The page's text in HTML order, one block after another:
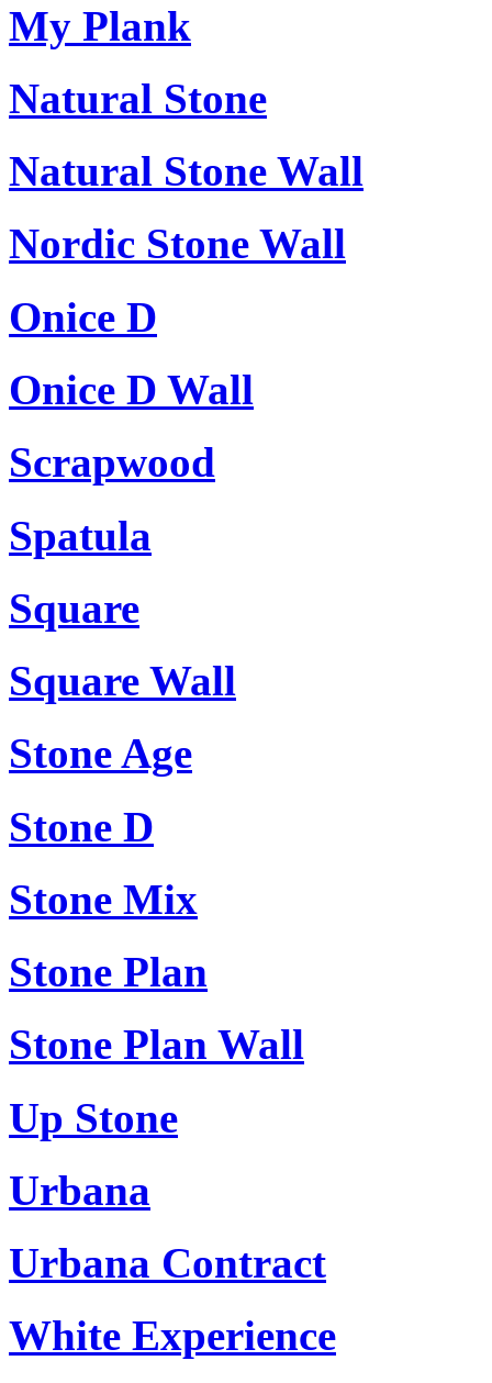
My Plank
Natural Stone
Natural Stone Wall
Nordic Stone Wall
Onice D
Onice D Wall
Scrapwood
Spatula
Square
Square Wall
Stone Age
Stone D
Stone Mix
Stone Plan
Stone Plan Wall
Up Stone
Urbana
Urbana Contract
White Experience